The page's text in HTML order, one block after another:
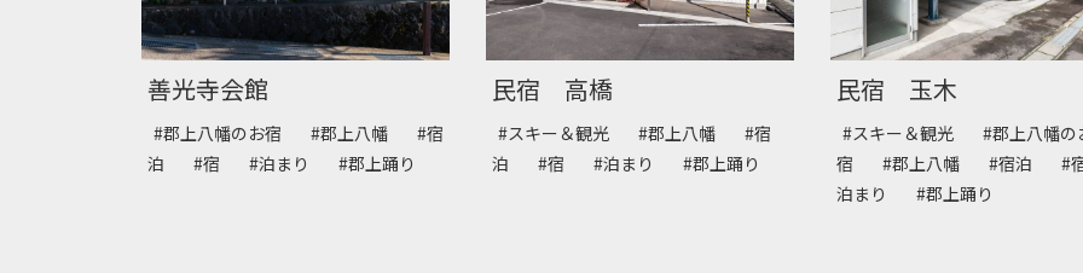
善光寺会館
#郡上八幡のお宿 #郡上八幡
#宿
泊
#宿 #泊まり #郡上踊り
民宿 高橋
#スキー＆観光 #郡上八幡
#宿
泊
#宿 #泊まり #郡上踊り
民宿 玉木
#スキー＆観光
#郡上八幡の
宿
#郡上八幡 #宿泊 #
泊まり
#郡上踊り